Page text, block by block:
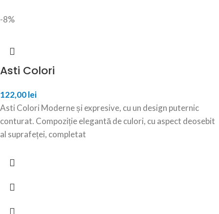
-8%
Asti Colori
122,00lei
Asti Colori Moderne și expresive, cu un design puternic
conturat. Compoziție elegantă de culori, cu aspect deosebit
al suprafeței, completat